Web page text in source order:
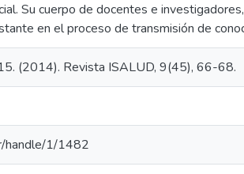
Su cuerpo de docentes e
en el proceso de transmisión de
(2014). Revista ISALUD, 9(45), 66-68.
handle/1/1482